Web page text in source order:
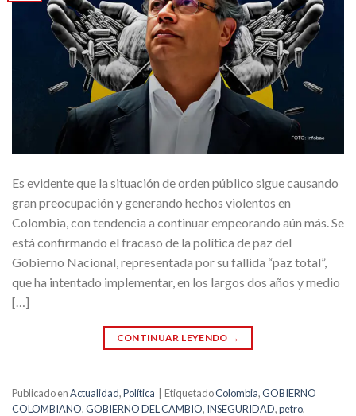
Es evidente que la situación de orden público sigue causando
gran preocupación y generando hechos violentos en
Colombia, con tendencia a continuar empeorando aún más. Se
está confirmando el fracaso de la política de paz del
Gobierno Nacional, representada por su fallida “paz total”,
que ha intentado implementar, en los largos dos años y medio
[…]
CONTINUAR LEYENDO →
Publicado enActualidad,Política | EtiquetadoColombia,GOBIERNO
COLOMBIANO,GOBIERNO DEL CAMBIO, INSEGURIDAD,petro,